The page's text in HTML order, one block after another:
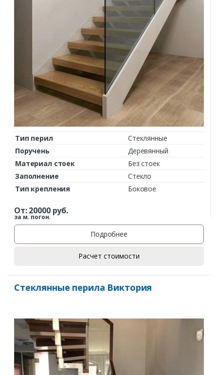
Тип перил
Стеклянные
Поручень
Деревянный
Материал стоек
Без стоек
Заполнение
Стекло
Тип крепления
Боковое
От:20000руб.
за м. погон.
Подробнее
Расчет стоимости
Стеклянные перила Виктория